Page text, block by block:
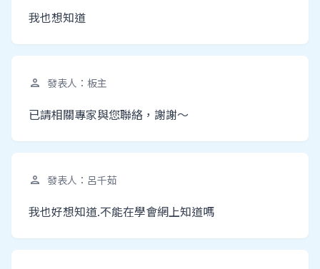
我也想知道
person 發表人：板主
已請相關專家與您聯絡，謝謝～
person 發表人：呂千茹
我也好想知道.不能在學會網上知道嗎